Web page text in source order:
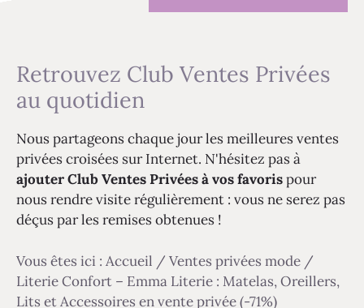
Retrouvez Club Ventes Privées
au quotidien
Nous partageons chaque jour les meilleures ventes
privées croisées sur Internet. N'hésitez pas à
ajouter Club Ventes Privées à vos favorispour
nous rendre visite régulièrement : vous ne serez pas
déçus par les remises obtenues !
Vous êtes ici : Accueil / Ventes privées mode /
Literie Confort – Emma Literie : Matelas, Oreillers,
Lits et Accessoires en vente privée (-71%)